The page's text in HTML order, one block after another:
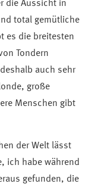
die Aussicht in
total gemütliche
es die breitesten
Tondern
auch sehr
große
Menschen gibt
der Welt lässt
ich habe während
gefunden, die